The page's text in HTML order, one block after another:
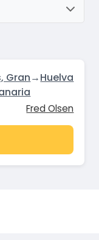
Gran→Huelva
Fred Olsen